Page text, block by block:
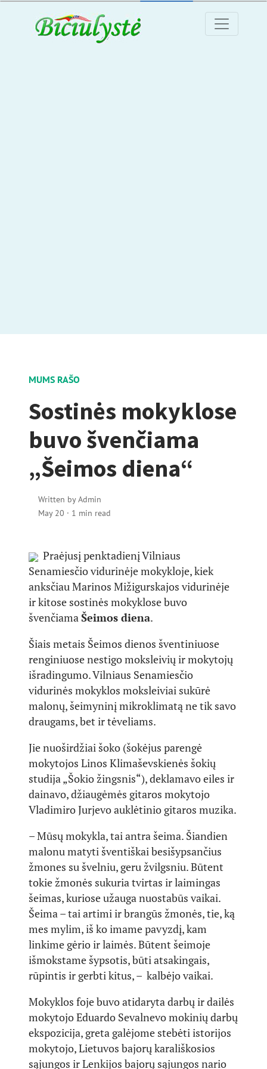
MUMS RAŠO
Sostinės mokyklose
buvo švenčiama
„Šeimos diena“
Written byAdmin
May 20 · 1 min read
Praėjusį penktadienį Vilniaus
Senamiesčio vidurinėje mokykloje, kiek
anksčiau Marinos Mižigurskajos vidurinėje
ir kitose sostinės mokyklose buvo
švenčiamaŠeimos diena.
Šiais metais Šeimos dienos šventiniuose
renginiuose nestigo moksleivių ir mokytojų
išradingumo. Vilniaus Senamiesčio
vidurinės mokyklos moksleiviai sukūrė
malonų, šeimyninį mikroklimatą ne tik savo
draugams, bet ir tėveliams.
Jie nuoširdžiai šoko (šokėjus parengė
mokytojos Linos Klimaševskienės šokių
studija „Šokio žingsnis“), deklamavo eiles ir
dainavo, džiaugėmės gitaros mokytojo
Vladimiro Jurjevo auklėtinio gitaros muzika.
– Mūsų mokykla, tai antra šeima. Šiandien
malonu matyti šventiškai besišypsančius
žmones su švelniu, geru žvilgsniu. Būtent
tokie žmonės sukuria tvirtas ir laimingas
šeimas, kuriose užauga nuostabūs vaikai.
Šeima – tai artimi ir brangūs žmonės, tie, ką
mes mylim, iš ko imame pavyzdį, kam
linkime gėrio ir laimės. Būtent šeimoje
išmokstame šypsotis, būti atsakingais,
rūpintis ir gerbti kitus, – kalbėjo vaikai.
Mokyklos foje buvo atidaryta darbų ir dailės
mokytojo Eduardo Sevalnevo mokinių darbų
ekspozicija, greta galėjome stebėti istorijos
mokytojo, Lietuvos bajorų karališkosios
sąjungos ir Lenkijos bajorų sąjungos nario